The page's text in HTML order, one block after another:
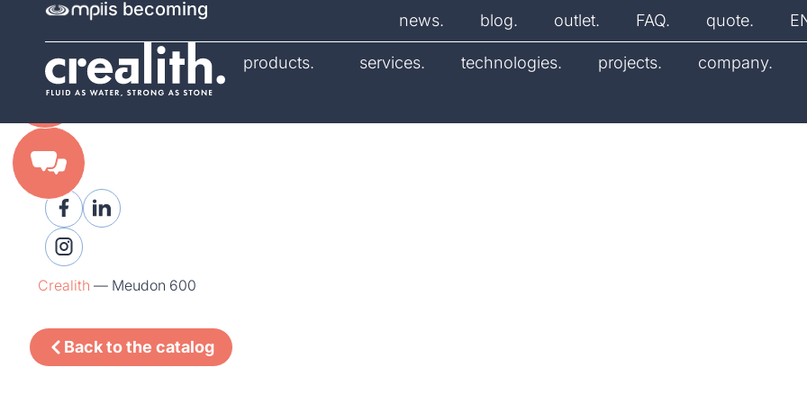
is becoming
news. blog. outlet. FAQ. quote.
products. services. technologies. projects. company.
catalog.
Crealith — Meudon 600
Back to the catalog